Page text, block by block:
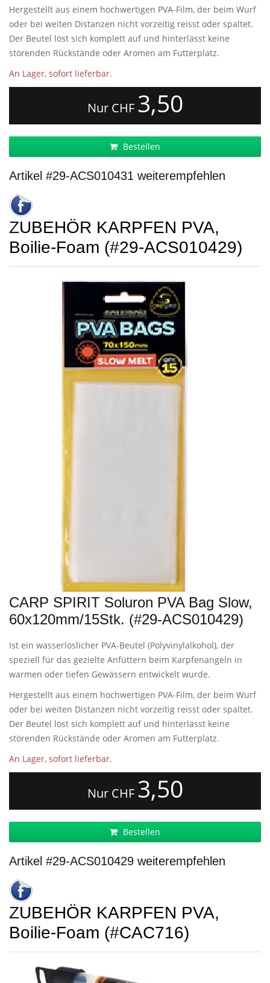
Hergestellt aus einem hochwertigen PVA-Film, der beim Wurf
oder bei weiten Distanzen nicht vorzeitig reisst oder spaltet.
Der Beutel löst sich komplett auf und hinterlässt keine
störenden Rückstände oder Aromen am Futterplatz.
An Lager, sofort lieferbar.
Nur CHF 3,50
Bestellen
Artikel #29-ACS010431 weiterempfehlen
ZUBEHÖR KARPFEN PVA,
Boilie-Foam (#29-ACS010429)
CARP SPIRIT Soluron PVA Bag Slow,
60x120mm/15Stk. (#29-ACS010429)
Ist ein wasserlöslicher PVA-Beutel (Polyvinylalkohol), der
speziell für das gezielte Anfüttern beim Karpfenangeln in
warmen oder tiefen Gewässern entwickelt wurde.
Hergestellt aus einem hochwertigen PVA-Film, der beim Wurf
oder bei weiten Distanzen nicht vorzeitig reisst oder spaltet.
Der Beutel löst sich komplett auf und hinterlässt keine
störenden Rückstände oder Aromen am Futterplatz.
An Lager, sofort lieferbar.
Nur CHF 3,50
Bestellen
Artikel #29-ACS010429 weiterempfehlen
ZUBEHÖR KARPFEN PVA,
Boilie-Foam (#CAC716)